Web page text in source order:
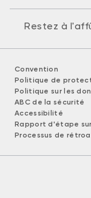
Restez à
Convention
Politique de
Politique sur les
ABC de la sécurité
Accessibilité
Rapport d'étape
Processus de